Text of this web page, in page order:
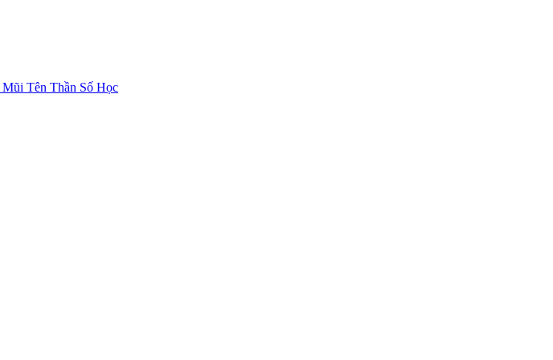
Mũi Tên Thần Số Học